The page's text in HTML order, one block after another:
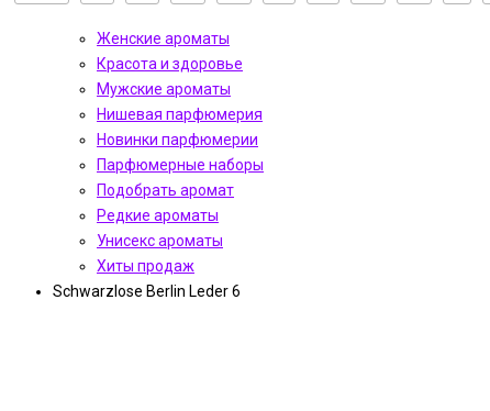
Женские ароматы
Красота и здоровье
Мужские ароматы
Нишевая парфюмерия
Новинки парфюмерии
Парфюмерные наборы
Подобрать аромат
Редкие ароматы
Унисекс ароматы
Хиты продаж
Schwarzlose Berlin Leder 6